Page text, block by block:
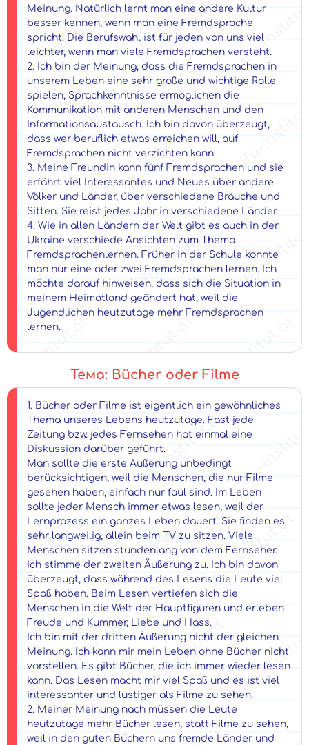
Meinung. Natürlich lernt man eine andere Kultur
besser kennen, wenn man eine Fremdsprache
spricht. Die Berufswahl ist für jeden von uns viel
leichter, wenn man viele Fremdsprachen versteht.
2. Ich bin der Meinung, dass die Fremdsprachen in
unserem Leben eine sehr große und wichtige Rolle
spielen, Sprachkenntnisse ermöglichen die
Kommunikation mit anderen Menschen und den
Informationsaustausch. Ich bin davon überzeugt,
dass wer beruflich etwas erreichen will, auf
Fremdsprachen nicht verzichten kann.
3. Meine Freundin kann fünf Fremdsprachen und sie
erfährt viel Interessantes und Neues über andere
Völker und Länder, über verschiedene Bräuche und
Sitten. Sie reist jedes Jahr in verschiedene Länder.
4. Wie in allen Ländern der Welt gibt es auch in der
Ukraine verschiede Ansichten zum Thema
Fremdsprachenlernen. Früher in der Schule konnte
man nur eine oder zwei Fremdsprachen lernen. Ich
möchte darauf hinweisen, dass sich die Situation in
meinem Heimatland geändert hat, weil die
Jugendlichen heutzutage mehr Fremdsprachen
lernen.
Тема: Bücher oder Filme
1. Bücher oder Filme ist eigentlich ein gewöhnliches
Thema unseres Lebens heutzutage. Fast jede
Zeitung bzw. jedes Fernsehen hat einmal eine
Diskussion darüber geführt.
Man sollte die erste Äußerung unbedingt
berücksichtigen, weil die Menschen, die nur Filme
gesehen haben, einfach nur faul sind. Im Leben
sollte jeder Mensch immer etwas lesen, weil der
Lernprozess ein ganzes Leben dauert. Sie finden es
sehr langweilig, allein beim TV zu sitzen. Viele
Menschen sitzen stundenlang von dem Fernseher.
Ich stimme der zweiten Äußerung zu. Ich bin davon
überzeugt, dass während des Lesens die Leute viel
Spaß haben. Beim Lesen vertiefen sich die
Menschen in die Welt der Hauptfiguren und erleben
Freude und Kummer, Liebe und Hass.
Ich bin mit der dritten Äußerung nicht der gleichen
Meinung. Ich kann mir mein Leben ohne Bücher nicht
vorstellen. Es gibt Bücher, die ich immer wieder lesen
kann. Das Lesen macht mir viel Spaß und es ist viel
interessanter und lustiger als Filme zu sehen.
2. Meiner Meinung nach müssen die Leute
heutzutage mehr Bücher lesen, statt Filme zu sehen,
weil in den guten Büchern uns fremde Länder und